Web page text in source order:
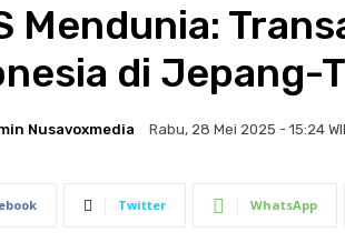
Mendunia:
di Jepang-
Nusavoxmedia Rabu, 28 Mei 2025 - 15:24
Twitter WhatsApp